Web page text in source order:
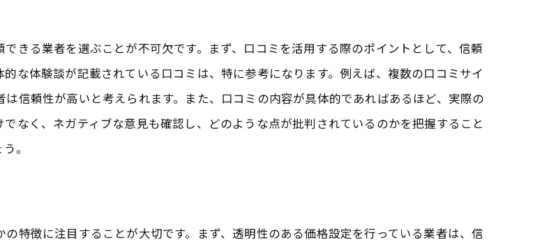
を引き出すための心構え
売却できる成田市の車買取サービスとは
る業者の見極め方
の確認ポイント
保証付き買取サービスの紹介
きる業者を選ぶことが不可欠です。まず、口コミを活用する際のポイントとして、信頼
な体験談が記載されている口コミは、特に参考になります。例えば、複数の口コミサイ
信頼性が高いと考えられます。また、口コミの内容が具体的であればあるほど、実際の
なく、ネガティブな意見も確認し、どのような点が批判されているのかを把握すること
。
特徴に注目することが大切です。まず、透明性のある価格設定を行っている業者は、信